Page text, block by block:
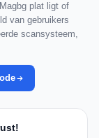
plat ligt of
van gebruikers
scansysteem,